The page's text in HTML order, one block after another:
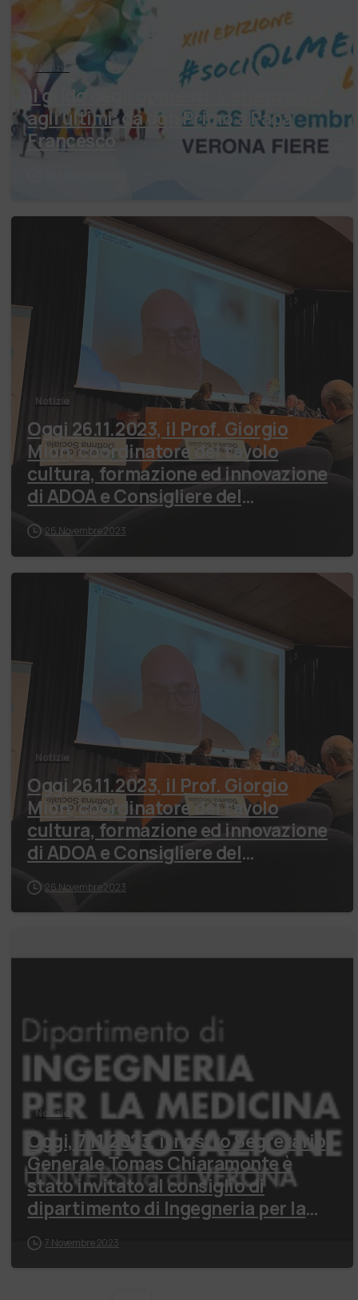
Notizie
Il grido degli oppressi. L’attenzione
agli ultimi: da don Primo a Papa
Francesco
Notizie
Oggi 26.11.2023, il Prof. Giorgio
Mion, coordinatore del tavolo
cultura, formazione ed innovazione
di ADOA e Consigliere del
Coordinamento …
26 Novembre 2023
Notizie
Oggi 26.11.2023, il Prof. Giorgio
Mion, coordinatore del tavolo
cultura, formazione ed innovazione
di ADOA e Consigliere del
Coordinamento …
26 Novembre 2023
Notizie
Oggi, 7.11.2023, il nostro Segretario
Generale Tomas Chiaramonte è
stato invitato al consiglio di
dipartimento di Ingegneria per la
medicina…
7 Novembre 2023